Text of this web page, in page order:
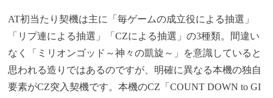
AT初当たり契機は主に「毎ゲームの成立役による抽選」
「リプ連による抽選」「CZによる抽選」の3種類。間違い
なく「ミリオンゴッド～神々の凱旋～」を意識していると
思われる造りではあるのですが、明確に異なる本機の独自
要素がCZ突入契機です。本機のCZ「COUNT DOWN to GI